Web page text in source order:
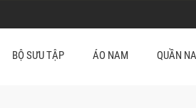
BỘ SƯU TẬP ÁO NAM QUẦN